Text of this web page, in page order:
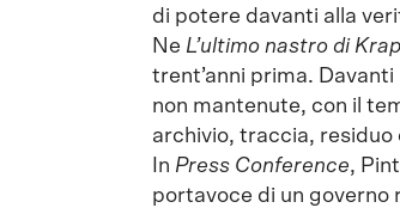
di potere davanti alla
Ne L’ultimo nastro di
trent’anni prima.
non mantenute, con il
archivio, traccia, residuo
In Press Conference,
portavoce di un governo